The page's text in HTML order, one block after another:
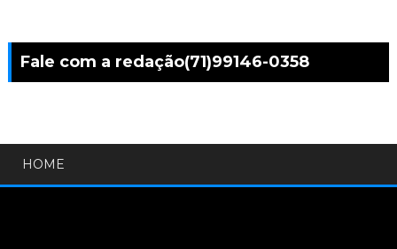
Fale com a redação(71)99146-0358
HOME